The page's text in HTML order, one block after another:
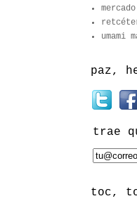
umami
paz,
trae
toc,